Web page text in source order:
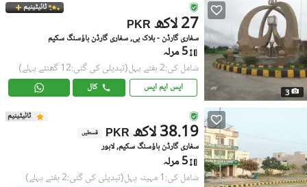
3
ٹائیٹینیم
PKR 27 لاکھ
سفاری گارڈن - بلاک بی, سفاری گارڈن ہاؤسنگ سکیم
5 مرلہ
شامل کی:2 ہفتے پہل (تبدیلی کی گئی:12 گھنٹے پہلے)
ایس ایم ایس کال
ٹائیٹینیم
PKR 38.19 لاکھ قسطیں
سفاری گارڈن ہاؤسنگ سکیم, لاہور
5 مرلہ
شامل کی:1 مہینہ پہل (تبدیلی کی گئی:2 ہفتے پہلے)